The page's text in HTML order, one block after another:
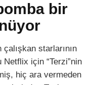
bir
starlarının
Netflix için “Terzi”nin
hiç ara vermeden